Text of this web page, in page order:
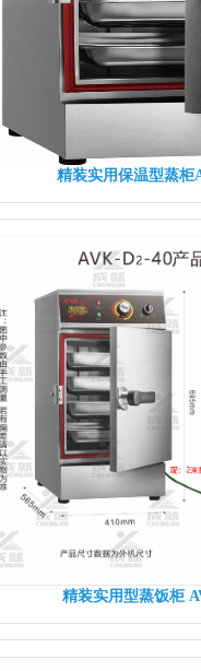
精装实用保温型蒸柜
精装实用型蒸饭柜